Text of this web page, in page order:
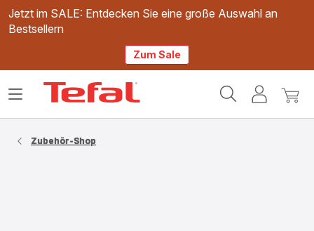
Jetzt im SALE: Entdecken Sie eine große Auswahl an
Bestsellern
Zum Sale
Mein
Mein
Das
Zubehör-Shop